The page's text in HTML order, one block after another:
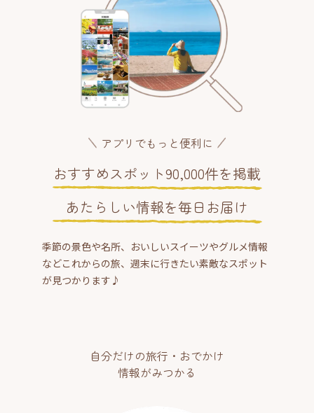
アプリでもっと便利に
おすすめスポット90,000件を掲載
あたらしい情報を毎日お届け
季節の景色や名所、おいしいスイーツやグルメ情報
などこれからの旅、週末に行きたい素敵なスポット
が見つかります♪
自分だけの旅行・おでかけ
情報がみつかる